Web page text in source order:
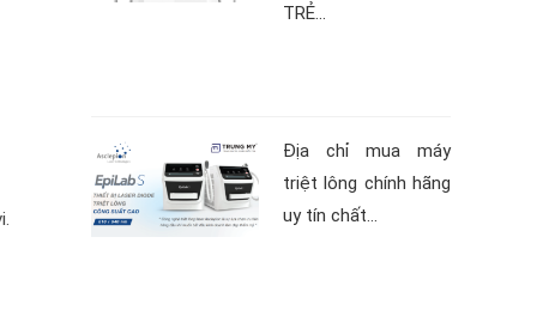
TRẺ...
Địa chỉ mua máy
triệt lông chính hãng
uy tín chất...